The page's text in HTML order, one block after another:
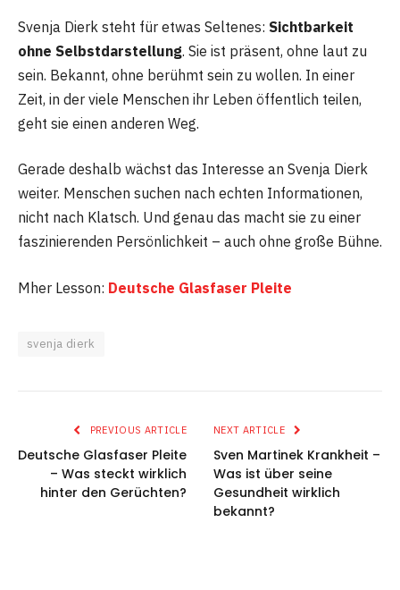
Svenja Dierk steht für etwas Seltenes: Sichtbarkeit
ohne Selbstdarstellung. Sie ist präsent, ohne laut zu
sein. Bekannt, ohne berühmt sein zu wollen. In einer
Zeit, in der viele Menschen ihr Leben öffentlich teilen,
geht sie einen anderen Weg.
Gerade deshalb wächst das Interesse an Svenja Dierk
weiter. Menschen suchen nach echten Informationen,
nicht nach Klatsch. Und genau das macht sie zu einer
faszinierenden Persönlichkeit – auch ohne große Bühne.
Mher Lesson: Deutsche Glasfaser Pleite
svenja dierk
PREVIOUS ARTICLE
Deutsche Glasfaser Pleite
– Was steckt wirklich
hinter den Gerüchten?
NEXT ARTICLE
Sven Martinek Krankheit –
Was ist über seine
Gesundheit wirklich
bekannt?